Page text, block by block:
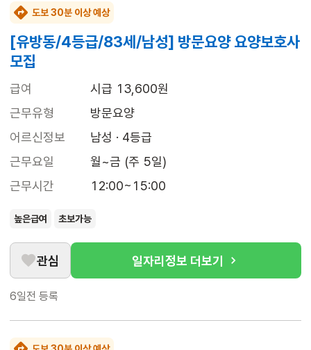
도보 30분 이상 예상
[유방동/4등급/83세/남성] 방문요양 요양보호사
모집
급여
시급 13,600원
근무유형
방문요양
어르신정보
남성 · 4등급
근무요일
월~금 (주 5일)
근무시간
12:00~15:00
높은급여 초보가능
관심 일자리정보 더보기
6일전 등록